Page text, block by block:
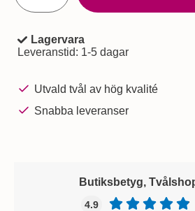
Tillgänglighet:
Lagervara
Leveranstid: 1-5 dagar
Utvald tvål av hög kvalité
Snabba leveranser
Butiksbetyg,
4.9